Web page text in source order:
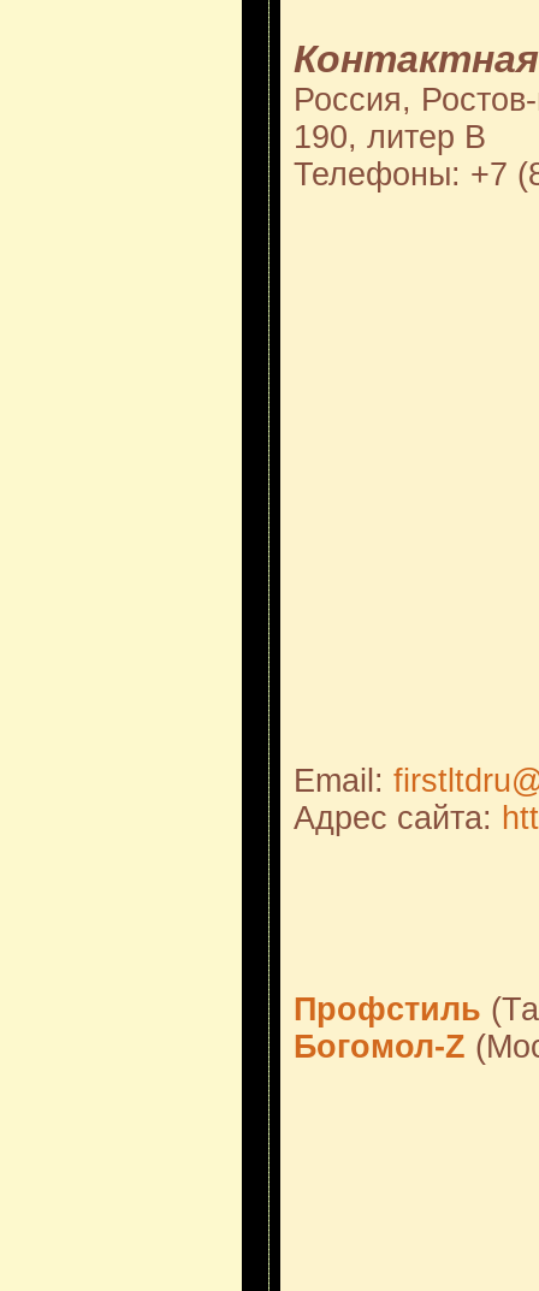
Россия,
190, литер В
Телефоны: +7
Email:
Адрес сайта:
Профстиль
Богомол-Z